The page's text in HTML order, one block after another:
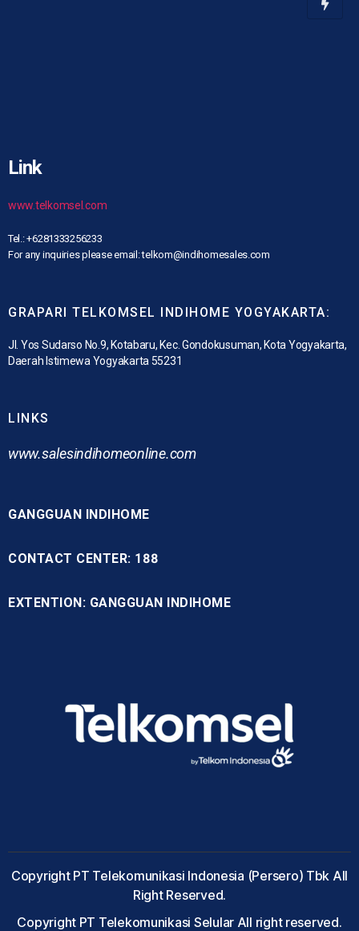
Link
www.telkomsel.com
Tel.: +6281333256233
For any inquiries please email: telkom@indihomesales.com
GRAPARI TELKOMSEL INDIHOME YOGYAKARTA:
Jl. Yos Sudarso No.9, Kotabaru, Kec. Gondokusuman, Kota Yogyakarta,
Daerah Istimewa Yogyakarta 55231
LINKS
www.salesindihomeonline.com
GANGGUAN INDIHOME
CONTACT CENTER: 188
EXTENTION: GANGGUAN INDIHOME
Copyright PT Telekomunikasi Indonesia (Persero) Tbk All
Right Reserved.
Copyright PT Telekomunikasi Selular All right reserved.